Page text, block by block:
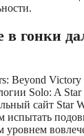
в гонки
Beyond Victory
Solo: A
сайт Star
испытать
уровнем